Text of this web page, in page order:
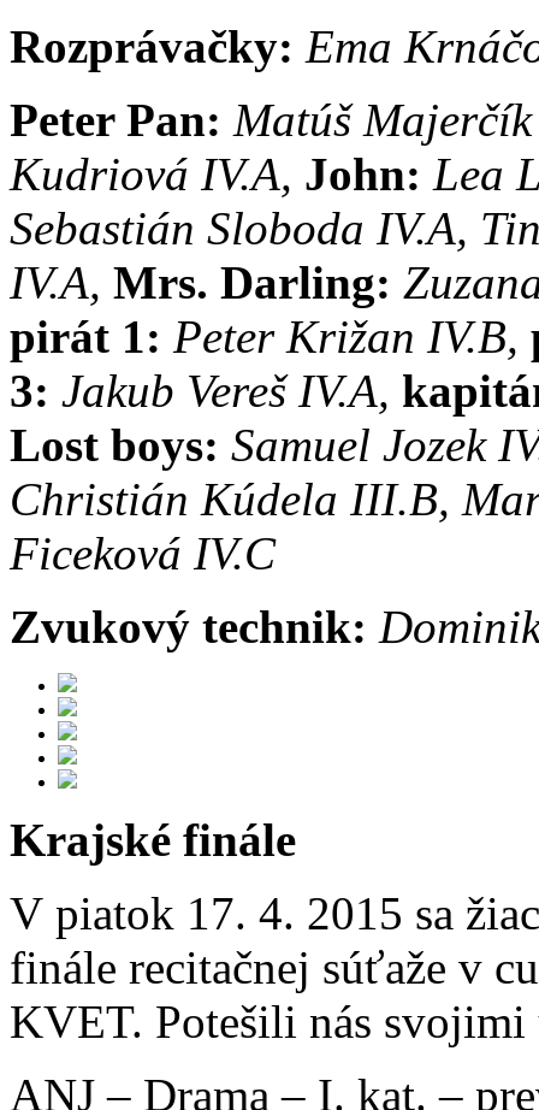
Rozprávačky: Ema
Peter Pan: Matúš
Kudriová IV.A, John: Lea
Sebastián Sloboda IV.A,
IV.A, Mrs. Darling:
pirát 1: Peter Križan IV.B,
3: Jakub Vereš IV.A,
Lost boys: Samuel Jozek
Christián Kúdela III.B,
Ficeková IV.C
Zvukový technik:
Krajské finále
V piatok 17. 4. 2015 sa
finále recitačnej súťaže v
KVET. Potešili nás svojimi
ANJ – Drama – I. kat. –